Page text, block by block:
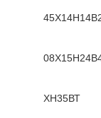
ХН35ВТ